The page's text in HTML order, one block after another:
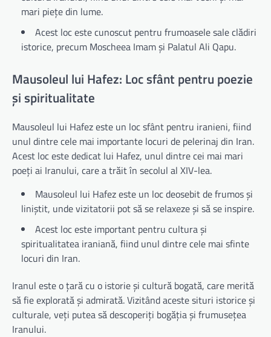
mari piețe din lume.
Acest loc este cunoscut pentru frumoasele sale clădiri
istorice, precum Moscheea Imam și Palatul Ali Qapu.
Mausoleul lui Hafez: Loc sfânt pentru poezie
și spiritualitate
Mausoleul lui Hafez este un loc sfânt pentru iranieni, fiind
unul dintre cele mai importante locuri de pelerinaj din Iran.
Acest loc este dedicat lui Hafez, unul dintre cei mai mari
poeți ai Iranului, care a trăit în secolul al XIV-lea.
Mausoleul lui Hafez este un loc deosebit de frumos și
liniștit, unde vizitatorii pot să se relaxeze și să se inspire.
Acest loc este important pentru cultura și
spiritualitatea iraniană, fiind unul dintre cele mai sfinte
locuri din Iran.
Iranul este o țară cu o istorie și cultură bogată, care merită
să fie explorată și admirată. Vizitând aceste situri istorice și
culturale, veți putea să descoperiți bogăția și frumusețea
Iranului.